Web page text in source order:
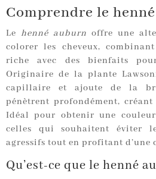
Comprendre le
Le henné auburn offre une
colorer les cheveux,
riche avec des bienfaits
Originaire de la plante
capillaire et ajoute de la
pénètrent profondément,
Idéal pour obtenir une
celles qui souhaitent éviter
agressifs tout en profitant d’une
Qu’est-ce que le henné